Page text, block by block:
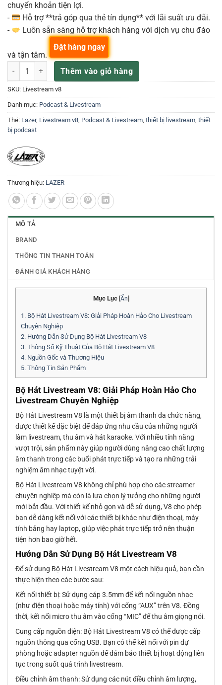
chuyển khoản tiện lợi.
-
Hỗ trợ **trả góp qua thẻ tín dụng** với lãi suất ưu đãi.
-
Luôn sẵn sàng hỗ trợ khách hàng với dịch vụ chu đáo
và tận tâm.
Bộ hát Livestream v8 số lượng
Thêm vào giỏ hàng
Đặt hàng ngay
SKU: Livestream v8
Danh mục: Podcast & Livestream
Thẻ: Lazer, Livestream v8, Podcast & Livestream, thiết bị livestream, thiết
bị podcast
Thương hiệu: LAZER
MÔ TẢ
BRAND
THÔNG TIN THANH TOÁN
ĐÁNH GIÁ KHÁCH HÀNG
Mục Lục Ẩn
1. Bộ Hát Livestream V8: Giải Pháp Hoàn Hảo Cho Livestream
Chuyên Nghiệp
2. Hướng Dẫn Sử Dụng Bộ Hát Livestream V8
3. Thông Số Kỹ Thuật Của Bộ Hát Livestream V8
4. Nguồn Gốc và Thương Hiệu
5. Thông Tin Sản Phẩm
Bộ Hát Livestream V8: Giải Pháp Hoàn Hảo Cho
Livestream Chuyên Nghiệp
Bộ Hát Livestream V8 là một thiết bị âm thanh đa chức năng,
được thiết kế đặc biệt để đáp ứng nhu cầu của những người
làm livestream, thu âm và hát karaoke. Với nhiều tính năng
vượt trội, sản phẩm này giúp người dùng nâng cao chất lượng
âm thanh trong các buổi phát trực tiếp và tạo ra những trải
nghiệm âm nhạc tuyệt vời.
Bộ Hát Livestream V8 không chỉ phù hợp cho các streamer
chuyên nghiệp mà còn là lựa chọn lý tưởng cho những người
mới bắt đầu. Với thiết kế nhỏ gọn và dễ sử dụng, V8 cho phép
bạn dễ dàng kết nối với các thiết bị khác như điện thoại, máy
tính bảng hay laptop, giúp việc phát trực tiếp trở nên thuận
tiện hơn bao giờ hết.
Hướng Dẫn Sử Dụng Bộ Hát Livestream V8
Để sử dụng Bộ Hát Livestream V8 một cách hiệu quả, bạn cần
thực hiện theo các bước sau:
Kết nối thiết bị: Sử dụng cáp 3.5mm để kết nối nguồn nhạc
(như điện thoại hoặc máy tính) với cổng “AUX” trên V8. Đồng
thời, kết nối micro thu âm vào cổng “MIC” để thu âm giọng nói.
Cung cấp nguồn điện: Bộ Hát Livestream V8 có thể được cấp
nguồn thông qua cổng USB. Bạn có thể kết nối với pin dự
phòng hoặc adapter nguồn để đảm bảo thiết bị hoạt động liên
tục trong suốt quá trình livestream.
Điều chỉnh âm thanh: Sử dụng các nút điều chỉnh âm lượng,